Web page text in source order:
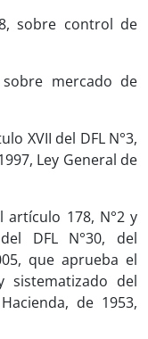
sobre control de
mercado de
XVII del DFL N°3,
Ley General de
artículo 178, N°2 y
DFL N°30, del
que aprueba el
sistematizado del
de 1953,